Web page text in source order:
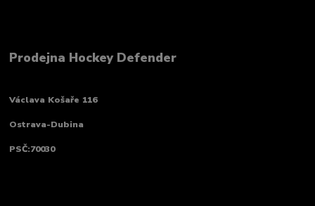
Prodejna Hockey Defender
Václava Košaře 116
Ostrava-Dubina
PSČ:70030